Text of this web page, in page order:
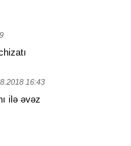
16:43
ilə əvəz